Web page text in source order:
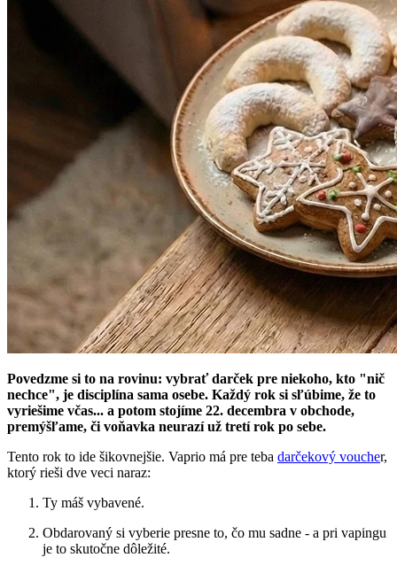
Povedzme si to na rovinu: vybrať darček pre niekoho, kto "nič
nechce", je disciplína sama osebe. Každý rok si sľúbime, že to
vyriešime včas... a potom stojíme 22. decembra v obchode,
premýšľame, či voňavka neurazí už tretí rok po sebe.
Tento rok to ide šikovnejšie. Vaprio má pre teba darčekový voucher,
ktorý rieši dve veci naraz:
Ty máš vybavené.
Obdarovaný si vyberie presne to, čo mu sadne - a pri vapingu
je to skutočne dôležité.